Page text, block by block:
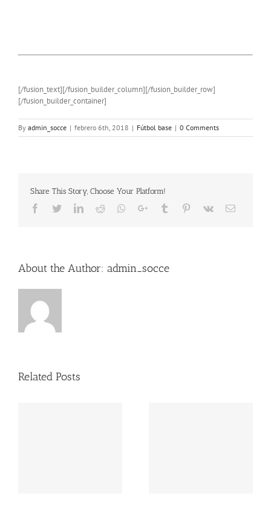
[/fusion_text][/fusion_builder_column][/fusion_builder_row]
[/fusion_builder_container]
By admin_socce | febrero 6th, 2018 | Fútbol base | 0 Comments
Share This Story, Choose Your Platform!
Facebook
TwitterLinkedIn
Reddit Whatsapp
Google+Tumblr Pinterest
Vk Email
About the Author: admin_socce
Related Posts